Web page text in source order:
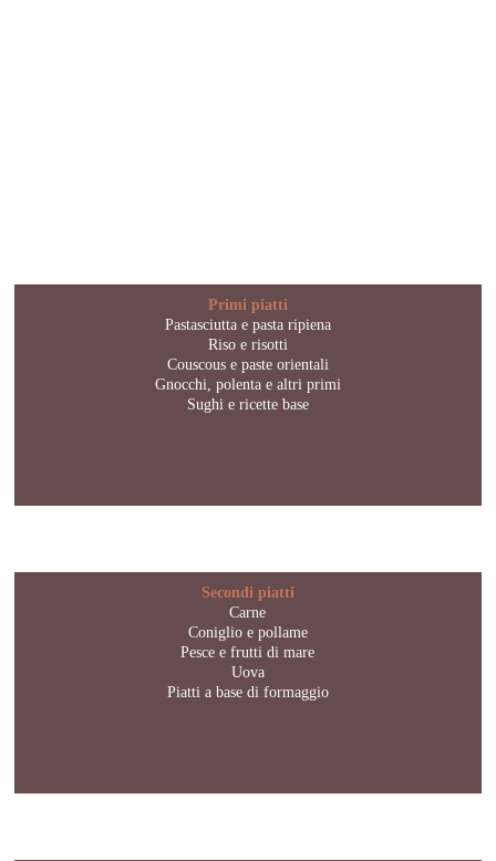
Primi piatti
Pastasciutta e pasta ripiena
Riso e risotti
Couscous e paste orientali
Gnocchi, polenta e altri primi
Sughi e ricette base
Secondi piatti
Carne
Coniglio e pollame
Pesce e frutti di mare
Uova
Piatti a base di formaggio